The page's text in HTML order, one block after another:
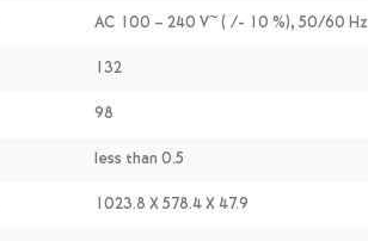
AC 100 – 240 V~ ( /- 10 %), 50/60 Hz
132
98
less than 0.5
1023.8 X 578.4 X 47.9